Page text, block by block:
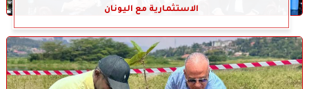
الاستثمارية مع اليونان